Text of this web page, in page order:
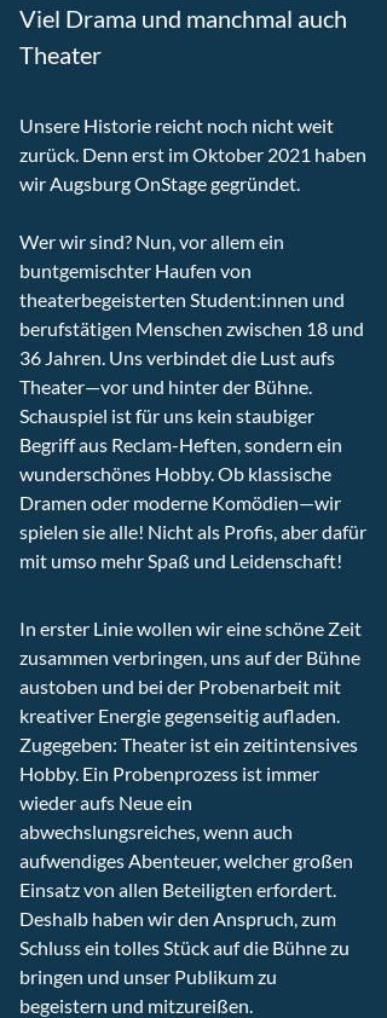
Viel Drama und manchmal auch
Theater
Unsere Historie reicht noch nicht weit
zurück. Denn erst im Oktober 2021 haben
wir Augsburg OnStage gegründet.
Wer wir sind? Nun, vor allem ein
buntgemischter Haufen von
theaterbegeisterten Student:innen und
berufstätigen Menschen zwischen 18 und
36 Jahren. Uns verbindet die Lust aufs
Theater⁠—vor und hinter der Bühne.
Schauspiel ist für uns kein staubiger
Begriff aus Reclam-Heften, sondern ein
wunderschönes Hobby. Ob klassische
Dramen oder moderne Komödien⁠—wir
spielen sie alle! Nicht als Profis, aber dafür
mit umso mehr Spaß und Leidenschaft!
In erster Linie wollen wir eine schöne Zeit
zusammen verbringen, uns auf der Bühne
austoben und bei der Probenarbeit mit
kreativer Energie gegenseitig aufladen.
Zugegeben: Theater ist ein zeitintensives
Hobby. Ein Probenprozess ist immer
wieder aufs Neue ein
abwechslungsreiches, wenn auch
aufwendiges Abenteuer, welcher großen
Einsatz von allen Beteiligten erfordert.
Deshalb haben wir den Anspruch, zum
Schluss ein tolles Stück auf die Bühne zu
bringen und unser Publikum zu
begeistern und mitzureißen.